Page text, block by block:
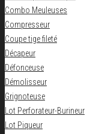
Combo Meuleuses
Compresseur
Coupe tige fileté
Décapeur
Défonceuse
Démolisseur
Grignoteuse
Lot Perforateur-Burineur
Lot Piqueur